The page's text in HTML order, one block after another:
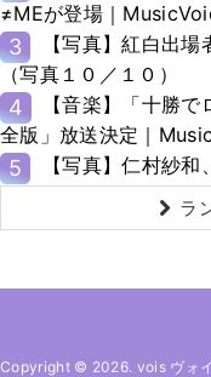
≠MEが登場｜
3
【写真】紅白出
（写真１０／１０）
4
【音楽】「十勝
全版」放送決定｜
5 【写真】仁村紗
ラ
Copyright © 2026. vois ヴォ